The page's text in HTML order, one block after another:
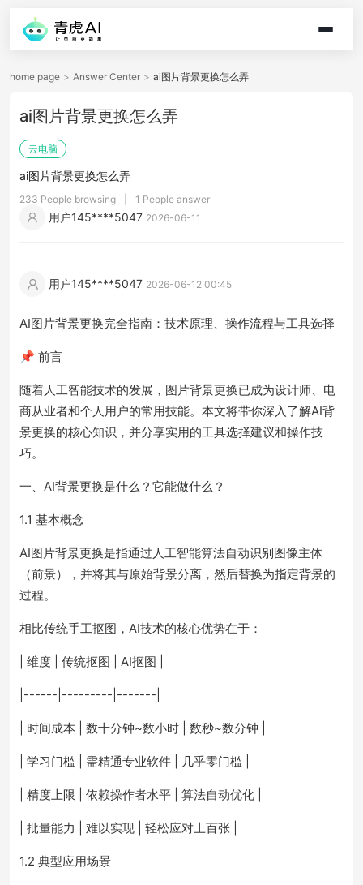
home page > Answer Center > ai图片背景更换怎么弄
ai图片背景更换怎么弄
云电脑
ai图片背景更换怎么弄
233 People browsing 1 People answer
用户145****5047 2026-06-11
用户145****5047 2026-06-12 00:45
AI图片背景更换完全指南：技术原理、操作流程与工具选择
📌 前言
随着人工智能技术的发展，图片背景更换已成为设计师、电
商从业者和个人用户的常用技能。本文将带你深入了解AI背
景更换的核心知识，并分享实用的工具选择建议和操作技
巧。
一、AI背景更换是什么？它能做什么？
1.1 基本概念
AI图片背景更换是指通过人工智能算法自动识别图像主体
（前景），并将其与原始背景分离，然后替换为指定背景的
过程。
相比传统手工抠图，AI技术的核心优势在于：
| 维度 | 传统抠图 | AI抠图 |
|------|---------|-------|
| 时间成本 | 数十分钟~数小时 | 数秒~数分钟 |
| 学习门槛 | 需精通专业软件 | 几乎零门槛 |
| 精度上限 | 依赖操作者水平 | 算法自动优化 |
| 批量能力 | 难以实现 | 轻松应对上百张 |
1.2 典型应用场景